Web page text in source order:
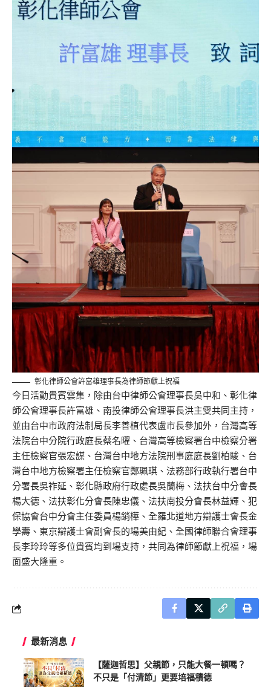
彰化律師公會許富雄理事長為律師節獻上祝福
今日活動貴賓雲集，除由台中律師公會理事長吳中和、彰化律
師公會理事長許富雄、南投律師公會理事長洪主雯共同主持，
並由台中市政府法制局長李善植代表盧市長參加外，台灣高等
法院台中分院行政庭長蔡名曜、台灣高等檢察署台中檢察分署
主任檢察官張宏謀、台灣台中地方法院刑事庭庭長劉柏駿、台
灣台中地方檢察署主任檢察官鄭珮琪、法務部行政執行署台中
分署長吳祚延、彰化縣政府行政處長吳蘭梅、法扶台中分會長
楊大德、法扶彰化分會長陳忠儀、法扶南投分會長林益輝、犯
保協會台中分會主任委員楊銷樺、全羅北道地方辯護士會長金
學壽、東京辯護士會副會長的場美由紀、全國律師聯合會理事
長李玲玲等多位貴賓均到場支持，共同為律師節獻上祝福，場
面盛大隆重。
最新消息
【薩迦哲思】父親節，只能大餐一頓嗎？
不只是「付清節」更要培福積德